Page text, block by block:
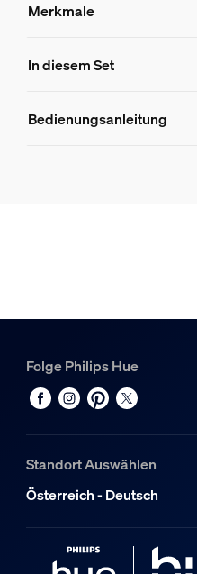
Merkmale
Merkmale
8719514870987
In diesem Set
Bedienungsanleitung
Folge Philips Hue
Standort Auswählen
Österreich - Deutsch